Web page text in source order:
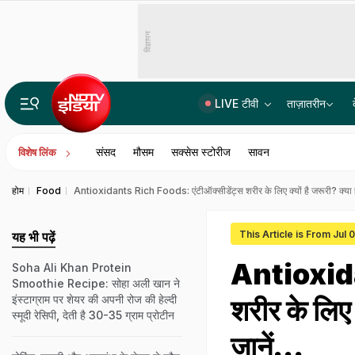
विज्ञापन
LIVE टीवी ताज़ातरीन
विशेष लिंक संसद मौसम सक्सेस स्टोरीज सावन
होम Food Antioxidants Rich Foods: एंटीऑक्सीडेंट्स शरीर के लिए क्यों है जरूरी? क्या
This Article is From Jul
शरीर के
जानें...
यह भी पढ़ें
Soha Ali Khan Protein
Smoothie Recipe: सोहा अली खान ने
इंस्टाग्राम पर शेयर की अपनी रोज की हेल्दी
स्मूदी रेसिपी, देती है 30-35 ग्राम प्रोटीन